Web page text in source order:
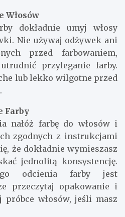
Włosów
dokładnie umyj włosy
Nie używaj odżywek ani
przed farbowaniem,
przyleganie farby.
lub lekko wilgotne przed
Farby
nałóż farbę do włosów i
zgodnych z instrukcjami
że dokładnie wymieszasz
jednolitą konsystencję.
odcienia farby jest
przeczytaj opakowanie i
próbce włosów, jeśli masz